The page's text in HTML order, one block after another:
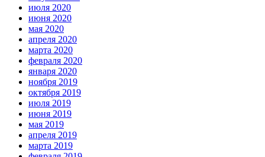
июля 2020
июня 2020
мая 2020
апреля 2020
марта 2020
февраля 2020
января 2020
ноября 2019
октября 2019
июля 2019
июня 2019
мая 2019
апреля 2019
марта 2019